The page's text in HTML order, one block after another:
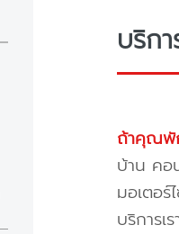
บริก
ถ้าคุณพั
บ้าน คอ
มอเตอ
บริการเ